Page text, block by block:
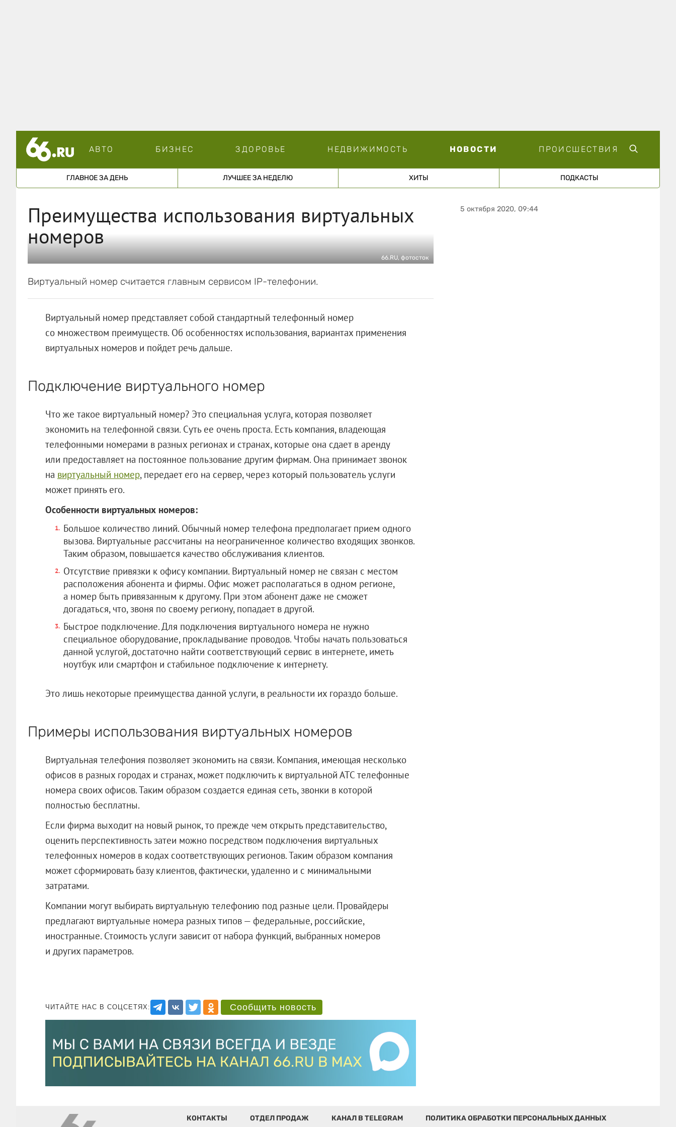
АВТО БИЗНЕС ЗДОРОВЬЕ НЕДВИЖИМОСТЬ НОВОСТИ ПРОИСШЕСТВИЯ
ГЛАВНОЕ ЗА ДЕНЬ ЛУЧШЕЕ ЗА НЕДЕЛЮ ХИТЫ ПОДКАСТЫ
Преимущества использования виртуальных
номеров
66.RU, фотосток
Виртуальный номер считается главным сервисом IP-телефонии.
Виртуальный номер представляет собой стандартный телефонный номер
со множеством преимуществ. Об особенностях использования, вариантах применения
виртуальных номеров и пойдет речь дальше.
Подключение виртуального номер
Что же такое виртуальный номер? Это специальная услуга, которая позволяет
экономить на телефонной связи. Суть ее очень проста. Есть компания, владеющая
телефонными номерами в разных регионах и странах, которые она сдает в аренду
или предоставляет на постоянное пользование другим фирмам. Она принимает звонок
на виртуальный номер, передает его на сервер, через который пользователь услуги
может принять его.
Особенности виртуальных номеров:
Большое количество линий. Обычный номер телефона предполагает прием одного
вызова. Виртуальные рассчитаны на неограниченное количество входящих звонков.
Таким образом, повышается качество обслуживания клиентов.
Отсутствие привязки к офису компании. Виртуальный номер не связан с местом
расположения абонента и фирмы. Офис может располагаться в одном регионе,
а номер быть привязанным к другому. При этом абонент даже не сможет
догадаться, что, звоня по своему региону, попадает в другой.
Быстрое подключение. Для подключения виртуального номера не нужно
специальное оборудование, прокладывание проводов. Чтобы начать пользоваться
данной услугой, достаточно найти соответствующий сервис в интернете, иметь
ноутбук или смартфон и стабильное подключение к интернету.
Это лишь некоторые преимущества данной услуги, в реальности их гораздо больше.
Примеры использования виртуальных номеров
Виртуальная телефония позволяет экономить на связи. Компания, имеющая несколько
офисов в разных городах и странах, может подключить к виртуальной АТС телефонные
номера своих офисов. Таким образом создается единая сеть, звонки в которой
полностью бесплатны.
Если фирма выходит на новый рынок, то прежде чем открыть представительство,
оценить перспективность затеи можно посредством подключения виртуальных
телефонных номеров в кодах соответствующих регионов. Таким образом компания
может сформировать базу клиентов, фактически, удаленно и с минимальными
затратами.
Компании могут выбирать виртуальную телефонию под разные цели. Провайдеры
предлагают виртуальные номера разных типов — федеральные, российские,
иностранные. Стоимость услуги зависит от набора функций, выбранных номеров
и других параметров.
ЧИТАЙТЕ НАС В СОЦСЕТЯХ: Сообщить новость
5 октября 2020, 09:44
КОНТАКТЫ ОТДЕЛ ПРОДАЖ КАНАЛ В TELEGRAM ПОЛИТИКА ОБРАБОТКИ ПЕРСОНАЛЬНЫХ ДАННЫХ